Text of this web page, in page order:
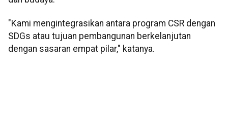
"Kami mengintegrasikan antara program CSR dengan
SDGs atau tujuan pembangunan berkelanjutan
dengan sasaran empat pilar," katanya.